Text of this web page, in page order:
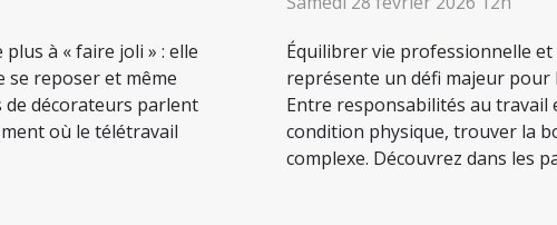
à « faire joli » : elle
se reposer et même
de décorateurs parlent
où le télétravail
Équilibrer vie professionnelle
représente un défi majeur pour
Entre responsabilités au
condition physique, trouver la
complexe. Découvrez dans les